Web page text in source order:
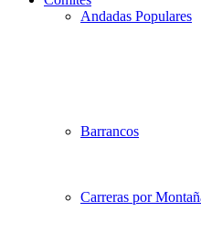
Andadas Populares
Barrancos
Carreras por